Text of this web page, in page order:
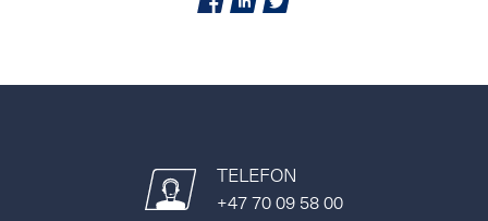
TELEFON
+47 70 09 58 00